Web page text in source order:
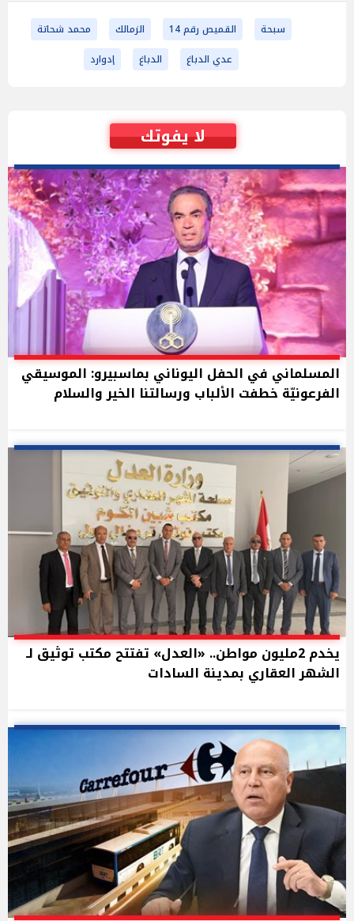
سبحة القميص رقم 14 الزمالك
محمد شحاتة
عدي الدباغ
الدباغ إدوارد
لا يفوتك
المسلماني في الحفل اليوناني بماسبيرو: الموسيقي
الفرعونيّة خطفت الألباب ورسالتنا الخير والسلام
يخدم 2مليون مواطن.. «العدل» تفتتح مكتب توثيق لـ
الشهر العقاري بمدينة السادات